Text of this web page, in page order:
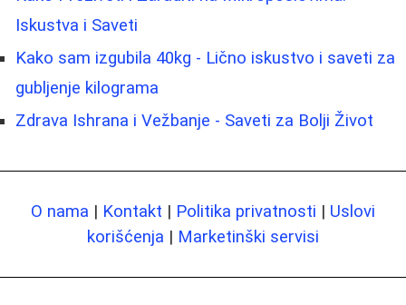
Iskustva i Saveti
Kako sam izgubila 40kg - Lično iskustvo i saveti za
gubljenje kilograma
Zdrava Ishrana i Vežbanje - Saveti za Bolji Život
O nama | Kontakt | Politika privatnosti | Uslovi
korišćenja | Marketinški servisi